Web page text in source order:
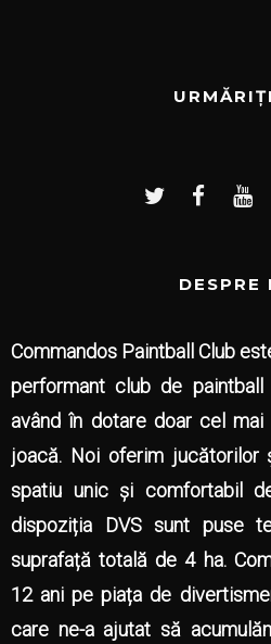
DESPRE
Commandos Paintball Club
performant club de
având în dotare doar cel
joacă. Noi oferim jucătorilor
spatiu unic și comfortabil
dispoziția DVS sunt puse
suprafață totală de 4 ha.
12 ani pe piața de
care ne-a ajutat să